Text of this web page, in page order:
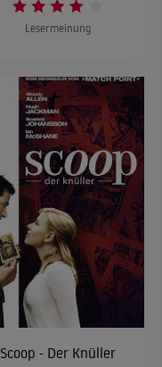
Lesermeinung
Scoop - Der Knüller